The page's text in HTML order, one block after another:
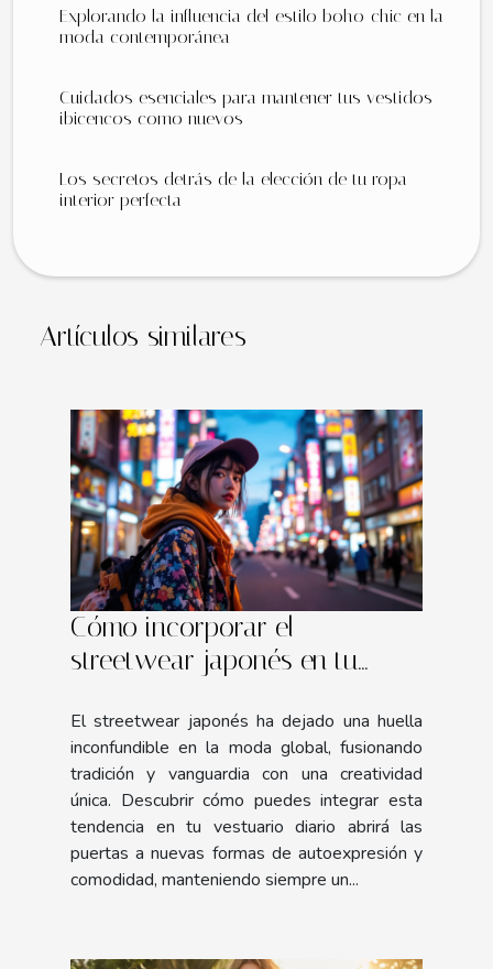
Explorando la influencia del estilo boho-chic en la
moda contemporánea
Cuidados esenciales para mantener tus vestidos
ibicencos como nuevos
Los secretos detrás de la elección de tu ropa
interior perfecta
Artículos similares
Cómo incorporar el
streetwear japonés en tu
El streetwear japonés ha dejado una huella
inconfundible en la moda global, fusionando
tradición y vanguardia con una creatividad
única. Descubrir cómo puedes integrar esta
tendencia en tu vestuario diario abrirá las
puertas a nuevas formas de autoexpresión y
comodidad, manteniendo siempre un...